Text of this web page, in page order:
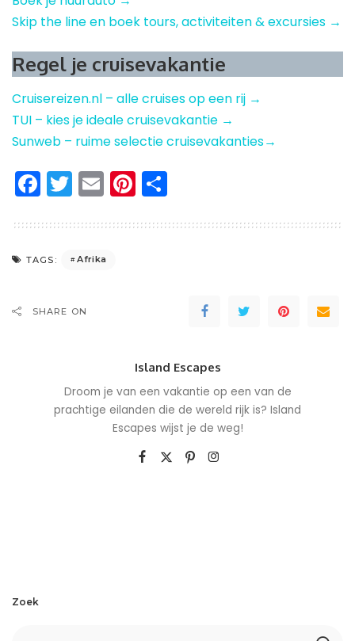
Skip the line en boek tours, activiteiten & excursies →
Regel je cruisevakantie
Cruisereizen.nl – alle cruises op een rij →
TUI – kies je ideale cruisevakantie →
Sunweb – ruime selectie cruisevakanties→
Facebook
Twitter
EmailPinterest
TAGS: Afrika
SHARE ON
Island Escapes
Droom je van een vakantie op een van de
prachtige eilanden die de wereld rijk is? Island
Escapes wijst je de weg!
Zoek